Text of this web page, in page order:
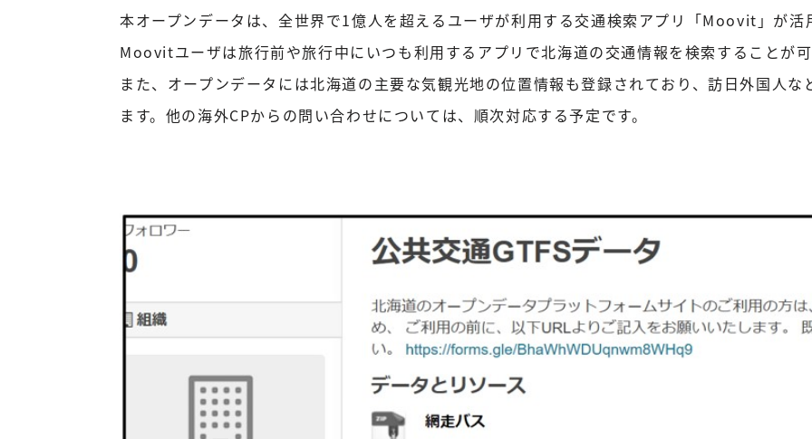
本オープンデータは、全世界で1億人を超えるユーザが利用する交通検索アプリ「Moovit」が
Moovitユーザは旅行前や旅行中にいつも利用するアプリで北海道の交通情報を検索することが
また、オープンデータには北海道の主要な気観光地の位置情報も登録されており、訪日外国人
ます。他の海外CPからの問い合わせについては、順次対応する予定です。